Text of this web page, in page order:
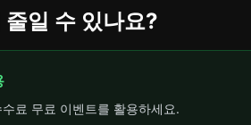
일 수 있나요?
료 무료 이벤트를 활용하세요.